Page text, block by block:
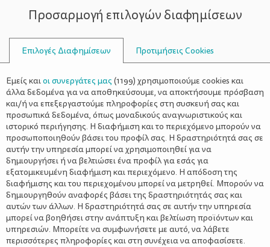
ΣΥΜΒΟΥΛΟΙ
ΟΙΚΟΓΈΝΕΙΑ>ΟΙΚΟΓΕΝΕΙΑΚΈΣ ΔΡΑΣΤΗΡΙΌΤΗΤΕΣ
20 δραστηριότητες για αξέχαστες
Χριστουγεννιάτικες διακοπές
Προσαρμογή επιλογών διαφημίσεων
Επιλογές Διαφημίσεων Προτιμήσεις Cookies
Εμείς καιοι συνεργάτες μας (1199) χρησιμοποιούμε cookies και
άλλα δεδομένα για να αποθηκεύσουμε, να αποκτήσουμε πρόσβαση
και/ή να επεξεργαστούμε πληροφορίες στη συσκευή σας και
προσωπικά δεδομένα, όπως μοναδικούς αναγνωριστικούς και
ιστορικό περιήγησης. Η διαφήμιση και το περιεχόμενο μπορούν να
προσωποποιηθούν βάσει του προφίλ σας. Η δραστηριότητά σας σε
αυτήν την υπηρεσία μπορεί να χρησιμοποιηθεί για να
δημιουργήσει ή να βελτιώσει ένα προφίλ για εσάς για
εξατομικευμένη διαφήμιση και περιεχόμενο. Η απόδοση της
διαφήμισης και του περιεχομένου μπορεί να μετρηθεί. Μπορούν να
δημιουργηθούν αναφορές βάσει της δραστηριότητάς σας και
αυτών των άλλων. Η δραστηριότητά σας σε αυτήν την υπηρεσία
μπορεί να βοηθήσει στην ανάπτυξη και βελτίωση προϊόντων και
υπηρεσιών. Μπορείτε να συμφωνήσετε με αυτό, να λάβετε
περισσότερες πληροφορίες και στη συνέχεια να αποφασίσετε.